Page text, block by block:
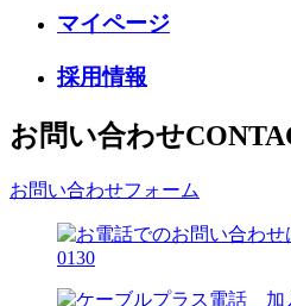
マイページ
採用情報
お問い合わせ
お問い合わせフォーム